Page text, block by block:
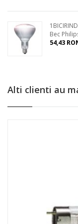
Bec
54,43
Alti clienti au